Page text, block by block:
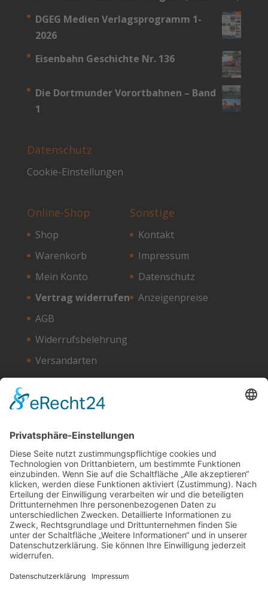
DGEG Medien Verlagsprogramm 1-
2026
Eisenbahn Geschichte Nr. 136
Die Dortmunder Vorortbahnen – Band
1
Datenschutz
Cookie-Einstellungen
Online-Shop
Shop
Warenkorb
Mein Konto
Vertrag widerrufen
AGB
Widerrufsbelehrung
Versandarten
Zahlungsarten
Sonstige
Kontakt
Impressum
Datenschutz
Anzeigenpreise